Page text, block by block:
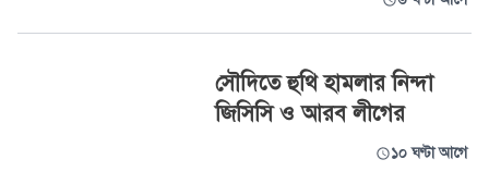
সৌদিতে হুথি হামলার নিন্দা
জিসিসি ও আরব লীগের
১০ ঘণ্টা আগে